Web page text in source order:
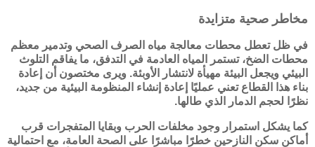
مخاطر صحية متزايدة
في ظل تعطل محطات معالجة مياه الصرف الصحي وتدمير معظم
محطات الضخ، تستمر المياه العادمة في التدفق، ما يفاقم التلوث
البيئي ويجعل البيئة مهيأة لانتشار الأوبئة. ويرى مختصون أن إعادة
بناء هذا القطاع تعني عمليًا إعادة إنشاء المنظومة البيئية من جديد،
نظرًا لحجم الدمار الذي طالها.
كما يشكل استمرار وجود مخلفات الحرب وبقايا المتفجرات قرب
أماكن سكن النازحين خطرًا مباشرًا على الصحة العامة، مع احتمالية